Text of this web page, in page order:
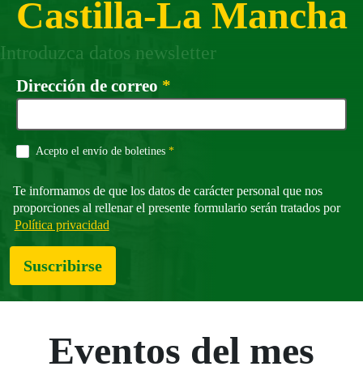
Castilla-La Mancha
Introduzca datos newsletter
Dirección de correo *
Acepto el envío de boletines *Campo obligatorio
Te informamos de que los datos de carácter personal que nos
proporciones al rellenar el presente formulario serán tratados por
Política privacidad
Suscribirse
Eventos del mes